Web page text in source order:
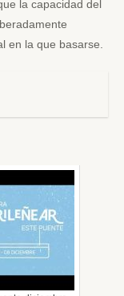
la capacidad del
en la que basarse.